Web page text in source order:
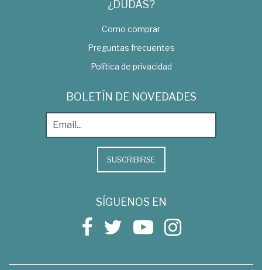
¿DUDAS?
Como comprar
Preguntas frecuentes
Política de privacidad
BOLETÍN DE NOVEDADES
SUSCRIBIRSE
SÍGUENOS EN